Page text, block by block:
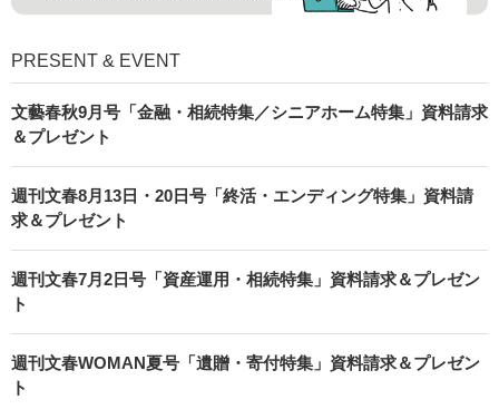
PRESENT & EVENT
文藝春秋9月号「金融・相続特集／シニアホーム特集」資料請求
＆プレゼント
週刊文春8月13日・20日号「終活・エンディング特集」資料請
求＆プレゼント
週刊文春7月2日号「資産運用・相続特集」資料請求＆プレゼン
ト
週刊文春WOMAN夏号「遺贈・寄付特集」資料請求＆プレゼン
ト